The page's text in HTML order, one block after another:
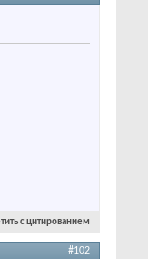
с цитированием
#102